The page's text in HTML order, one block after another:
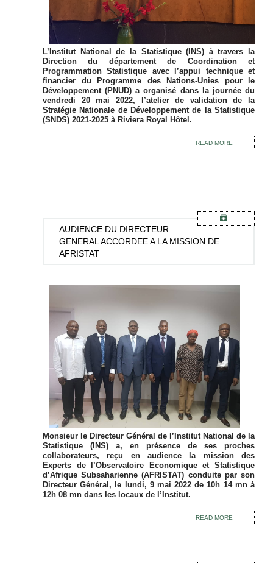
L’Institut National de la Statistique (INS) à travers la
Direction du département de Coordination et
Programmation Statistique avec l’appui technique et
financier du Programme des Nations-Unies pour le
Développement (PNUD) a organisé dans la journée du
vendredi 20 mai 2022, l’atelier de validation de la
Stratégie Nationale de Développement de la Statistique
(SNDS) 2021-2025 à Riviera Royal Hôtel.
READ MORE
AUDIENCE DU DIRECTEUR
GENERAL ACCORDEE A LA MISSION DE
AFRISTAT
Monsieur le Directeur Général de l’Institut National de la
Statistique (INS) a, en présence de ses proches
collaborateurs, reçu en audience la mission des
Experts de l’Observatoire Economique et Statistique
d’Afrique Subsaharienne (AFRISTAT) conduite par son
Directeur Général, le lundi, 9 mai 2022 de 10h 14 mn à
12h 08 mn dans les locaux de l’Institut.
READ MORE